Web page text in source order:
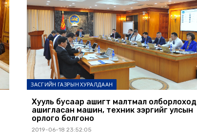
ЗАСГИЙН ГАЗРЫН ХУРАЛДААН
Хууль бусаар ашигт малтмал олборлоход
ашигласан машин, техник зэргийг улсын
орлого болгоно
2019-06-18 23:52:05